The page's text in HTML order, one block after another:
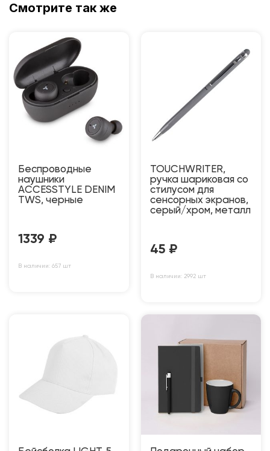
Смотрите так же
Беспроводные
наушники
ACCESSTYLE DENIM
TWS, черные
1339 ₽
В наличии: 657 шт
TOUCHWRITER,
ручка шариковая со
стилусом для
сенсорных экранов,
серый/хром, металл
45 ₽
В наличии: 2992 шт